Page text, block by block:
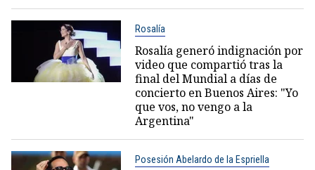
Rosalía
Rosalía generó indignación por
video que compartió tras la
final del Mundial a días de
concierto en Buenos Aires: "Yo
que vos, no vengo a la
Argentina"
Posesión Abelardo de la Espriella